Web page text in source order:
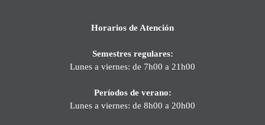
Horarios de Atención
Semestres regulares:
Lunes a viernes: de 7h00 a 21h00
Períodos de verano:
Lunes a viernes: de 8h00 a 20h00